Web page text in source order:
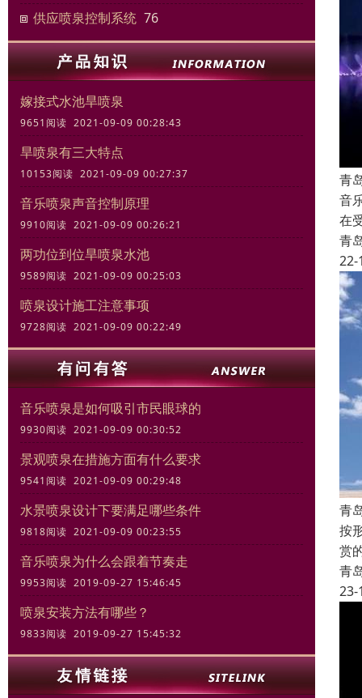
供应喷泉控制系统 76
嫁接式水池旱喷泉
9651阅读 2021-09-09 00:28:43
旱喷泉有三大特点
10153阅读 2021-09-09 00:27:37
音乐喷泉声音控制原理
9910阅读 2021-09-09 00:26:21
两功位到位旱喷泉水池
9589阅读 2021-09-09 00:25:03
喷泉设计施工注意事项
9728阅读 2021-09-09 00:22:49
音乐喷泉是如何吸引市民眼球的
9930阅读 2021-09-09 00:30:52
景观喷泉在措施方面有什么要求
9541阅读 2021-09-09 00:29:48
水景喷泉设计下要满足哪些条件
9818阅读 2021-09-09 00:23:55
音乐喷泉为什么会跟着节奏走
9953阅读 2019-09-27 15:46:45
喷泉安装方法有哪些？
9833阅读 2019-09-27 15:45:32
青
音
在
青
22-
青
按
赏
青
23-